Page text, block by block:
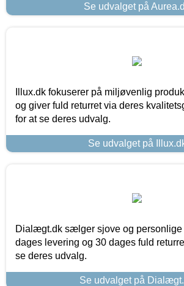
Se udvalget på
Illux.dk fokuserer på miljøvenlig
og giver fuld returret via deres
for at se deres udvalg.
Se udvalget på
Dialægt.dk sælger sjove og personlige
dages levering og 30 dages fuld
se deres udvalg.
Se udvalget på